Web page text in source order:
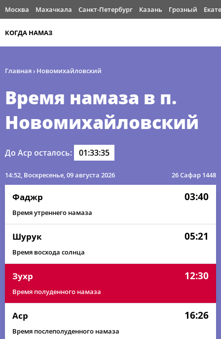
Москва Махачкала Санкт-Петербург Казань Грозный
КОГДА НАМАЗ
Главная› Новомихайловский
Время намаза в п.
Новомихайловский
До Аср осталось: 01:33:35
14:52, Воскресенье, 09 августа 2026 26 Сафар 1448
Фаджр 03:40
Время утреннего намаза
Шурук 05:21
Время восхода солнца
Зухр 12:30
Время полуденного намаза
Аср 16:26
Время послеполуденного намаза